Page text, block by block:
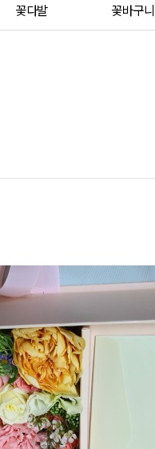
꽃다발 꽃바구니